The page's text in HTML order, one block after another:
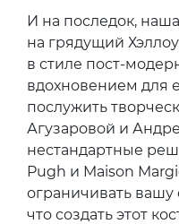
И на последок,
на грядущий
в стиле пост-
вдохновением для
послужить
Агузаровой и
нестандартные
Pugh и Maison
ограничивать
что создать этот